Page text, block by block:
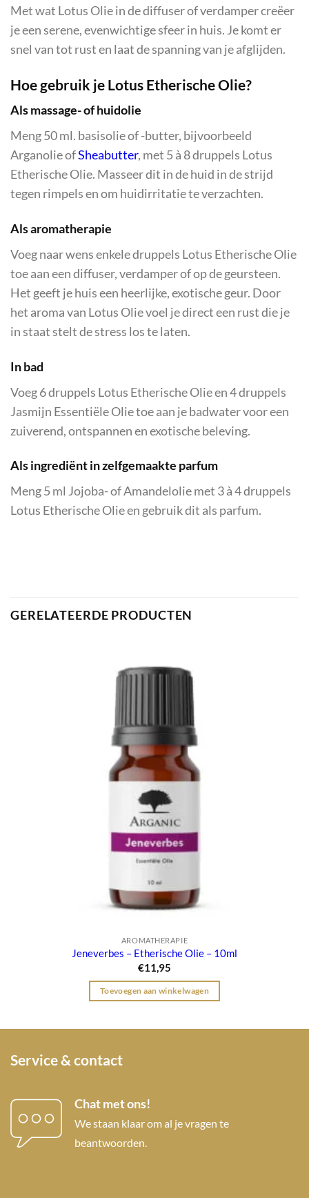
Met wat Lotus Olie in de diffuser of verdamper creëer
je een serene, evenwichtige sfeer in huis. Je komt er
snel van tot rust en laat de spanning van je afglijden.
Hoe gebruik je Lotus Etherische Olie?
Als massage- of huidolie
Meng 50 ml. basisolie of -butter, bijvoorbeeld
Arganolie ofSheabutter, met 5 à 8 druppels Lotus
Etherische Olie. Masseer dit in de huid in de strijd
tegen rimpels en om huidirritatie te verzachten.
Als aromatherapie
Voeg naar wens enkele druppels Lotus Etherische Olie
toe aan een diffuser, verdamper of op de geursteen.
Het geeft je huis een heerlijke, exotische geur. Door
het aroma van Lotus Olie voel je direct een rust die je
in staat stelt de stress los te laten.
In bad
Voeg 6 druppels Lotus Etherische Olie en 4 druppels
Jasmijn Essentiële Olie toe aan je badwater voor een
zuiverend, ontspannen en exotische beleving.
Als ingrediënt in zelfgemaakte parfum
Meng 5 ml Jojoba- of Amandelolie met 3 à 4 druppels
Lotus Etherische Olie en gebruik dit als parfum.
GERELATEERDE PRODUCTEN
AROMATHERAPIE
Jeneverbes – Etherische Olie – 10ml
€11,95
Toevoegen aan winkelwagen
Service & contact
Chat met ons!
We staan klaar om al je vragen te
beantwoorden.